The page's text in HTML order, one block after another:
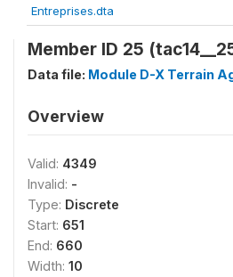
Entreprises.dta
Member ID 25
Data file: Module D-X Terrain
Overview
Valid: 4349
Invalid: -
Type: Discrete
Start: 651
End: 660
Width: 10